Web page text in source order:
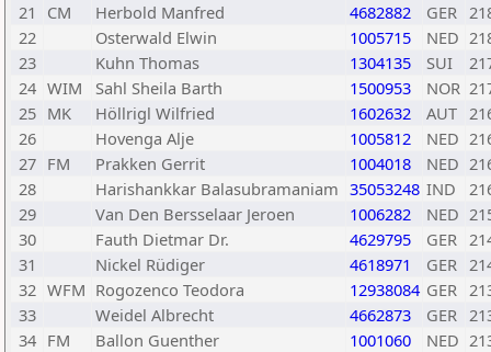
21
CM Herbold Manfred 4682882 GER
22
Osterwald Elwin 1005715 NED
23
Kuhn Thomas 1304135 SUI
24 WIM Sahl Sheila Barth 1500953 NOR
25 MK Höllrigl Wilfried 1602632 AUT
26
Hovenga Alje 1005812 NED
27 FM Prakken Gerrit 1004018 NED
28
Harishankkar Balasubramaniam 35053248 IND
29
Van Den Bersselaar Jeroen 1006282 NED
30
Fauth Dietmar Dr. 4629795 GER
31
Nickel Rüdiger 4618971 GER
32 WFM Rogozenco Teodora 12938084 GER
33
Weidel Albrecht 4662873 GER
34 FM Ballon Guenther 1001060 NED